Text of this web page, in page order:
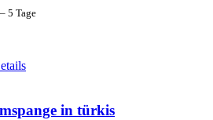
5 Tage
in türkis